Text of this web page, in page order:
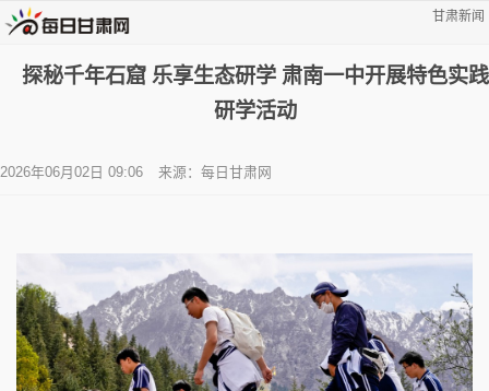
甘肃新闻
探秘千年石窟 乐享生态研学 肃南一中开展特色实践
研学活动
2026年06月02日 09:06 来源：每日甘肃网